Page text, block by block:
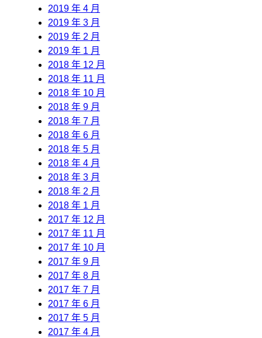
2019 年 4 月
2019 年 3 月
2019 年 2 月
2019 年 1 月
2018 年 12 月
2018 年 11 月
2018 年 10 月
2018 年 9 月
2018 年 7 月
2018 年 6 月
2018 年 5 月
2018 年 4 月
2018 年 3 月
2018 年 2 月
2018 年 1 月
2017 年 12 月
2017 年 11 月
2017 年 10 月
2017 年 9 月
2017 年 8 月
2017 年 7 月
2017 年 6 月
2017 年 5 月
2017 年 4 月